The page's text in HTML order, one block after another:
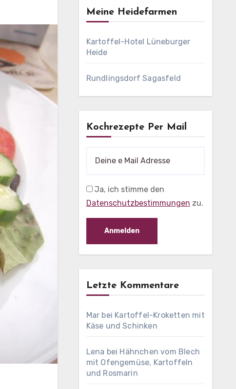
Meine Heidefarmen
Kartoffel-Hotel Lüneburger
Heide
Rundlingsdorf Sagasfeld
Kochrezepte Per Mail
Ja, ich stimme den
Datenschutzbestimmungen zu.
Letzte Kommentare
Mar bei Kartoffel-Kroketten mit
Käse und Schinken
Lena bei Hähnchen vom Blech
mit Ofengemüse, Kartoffeln
und Rosmarin